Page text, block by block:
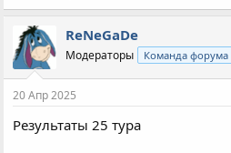
ReNeGaDe
Модераторы Команда форума
20 Апр 2025
Результаты 25 тура